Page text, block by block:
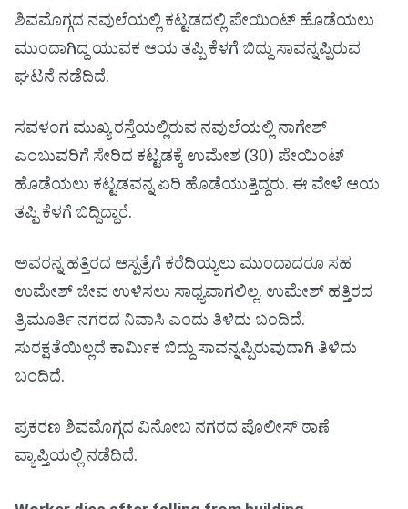
ಶಿವಮೊಗ್ಗದ ನವುಲೆಯಲ್ಲಿ ಕಟ್ಟಡದಲ್ಲಿ ಪೇಯಿಂಟ್ ಹೊಡೆಯಲು
ಮುಂದಾಗಿದ್ದ ಯುವಕ ಆಯ ತಪ್ಪಿ ಕೆಳಗೆ ಬಿದ್ದು ಸಾವನ್ನಪ್ಪಿರುವ
ಘಟನೆ ನಡೆದಿದೆ.
ಸವಳಂಗ ಮುಖ್ಯ ರಸ್ತೆಯಲ್ಲಿರುವ ನವುಲೆಯಲ್ಲಿ ನಾಗೇಶ್
ಎಂಬುವರಿಗೆ ಸೇರಿದ ಕಟ್ಟಡಕ್ಕೆ ಉಮೇಶ (30) ಪೇಯಿಂಟ್
ಹೊಡೆಯಲು ಕಟ್ಟಡವನ್ನ ಏರಿ ಹೊಡೆಯುತ್ತಿದ್ದರು. ಈ ವೇಳೆ ಆಯ
ತಪ್ಪಿ ಕೆಳಗೆ ಬಿದ್ದಿದ್ದಾರೆ.
ಅವರನ್ನ ಹತ್ತಿರದ ಆಸ್ಪತ್ರೆಗೆ ಕರೆದಿಯ್ಯಲು ಮುಂದಾದರೂ ಸಹ
ಉಮೇಶ್ ಜೀವ ಉಳಿಸಲು ಸಾಧ್ಯವಾಗಲಿಲ್ಲ. ಉಮೇಶ್ ಹತ್ತಿರದ
ತ್ರಿಮೂರ್ತಿ ನಗರದ ನಿವಾಸಿ ಎಂದು ತಿಳಿದು ಬಂದಿದೆ.
ಸುರಕ್ಷತೆಯಿಲ್ಲದೆ ಕಾರ್ಮಿಕ ಬಿದ್ದು ಸಾವನ್ನಪ್ಪಿರುವುದಾಗಿ ತಿಳಿದು
ಬಂದಿದೆ.
ಪ್ರಕರಣ ಶಿವಮೊಗ್ಗದ ವಿನೋಬ ನಗರದ ಪೊಲೀಸ್ ಠಾಣೆ
ವ್ಯಾಪ್ತಿಯಲ್ಲಿ ನಡೆದಿದೆ.